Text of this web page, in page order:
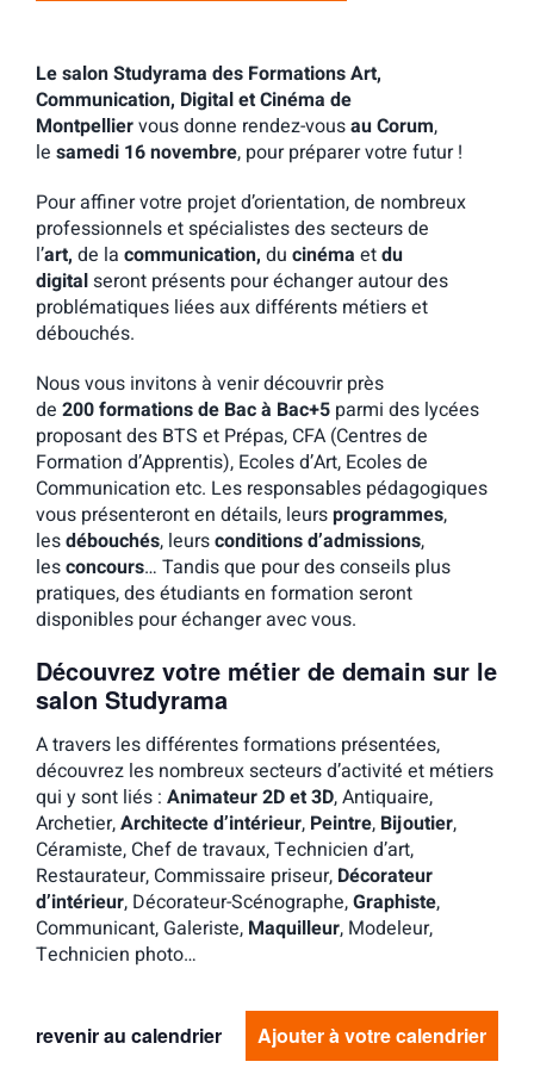
Le salon Studyrama des Formations Art,
Communication, Digital et Cinéma de
Montpelliervous donne rendez-vousau Corum,
le samedi 16 novembre, pour préparer votre futur !
Pour affiner votre projet d’orientation, de nombreux
professionnels et spécialistes des secteurs de
l’art, de la communication, du cinéma etdu
digitalseront présents pour échanger autour des
problématiques liées aux différents métiers et
débouchés.
Nous vous invitons à venir découvrir près
de 200 formations de Bac à Bac+5 parmi des lycées
proposant des BTS et Prépas, CFA (Centres de
Formation d’Apprentis), Ecoles d’Art, Ecoles de
Communication etc. Les responsables pédagogiques
vous présenteront en détails, leursprogrammes,
lesdébouchés, leursconditions d’admissions,
lesconcours… Tandis que pour des conseils plus
pratiques, des étudiants en formation seront
disponibles pour échanger avec vous.
Découvrez votre métier de demain sur le
salon Studyrama
A travers les différentes formations présentées,
découvrez les nombreux secteurs d’activité et métiers
qui y sont liés : Animateur 2D et 3D, Antiquaire,
Archetier,Architecte d’intérieur, Peintre, Bijoutier,
Céramiste, Chef de travaux, Technicien d’art,
Restaurateur, Commissaire priseur, Décorateur
d’intérieur, Décorateur-Scénographe,Graphiste,
Communicant, Galeriste, Maquilleur, Modeleur,
Technicien photo…
revenir au calendrier Ajouter à votre calendrier